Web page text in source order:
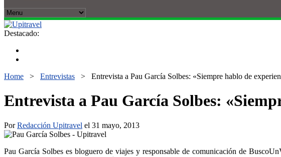
Destacado:
Home > Entrevistas > Entrevista a Pau García Solbes: «Siempre hablo de
Entrevista a Pau García Solbes:
PorRedacción Upitravel el 31 mayo, 2013
Pau García Solbes es bloguero de viajes y responsable de comunicación de